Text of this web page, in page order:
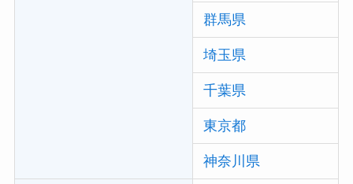
群馬県
埼玉県
千葉県
東京都
神奈川県